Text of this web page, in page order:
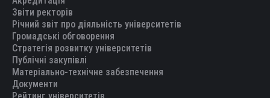
Звіти ректорів
Річний звіт про діяльність університетів
Громадські обговорення
Стратегія розвитку університетів
Публічні закупівлі
Матеріально-технічне забезпечення
Документи